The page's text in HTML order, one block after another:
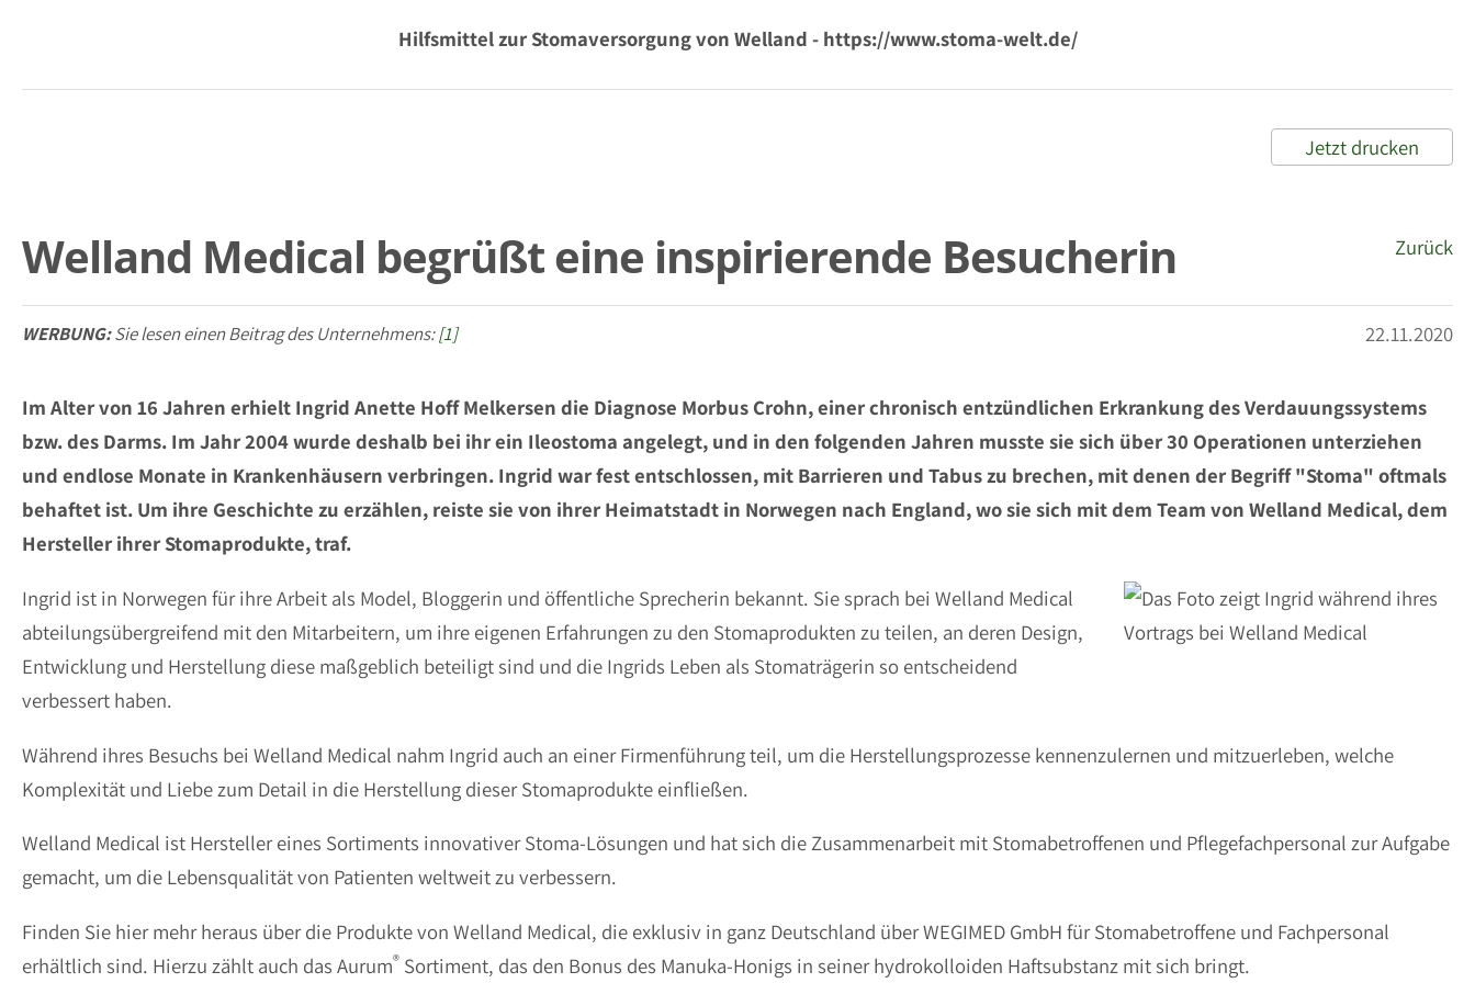
Hilfsmittel zur Stomaversorgung von Welland - https://www.stoma-welt.de/
Jetzt drucken
Welland Medical begrüßt eine inspirierende Besucherin Zurück
22.11.2020
WERBUNG:Sie lesen einen Beitrag des Unternehmens:[1]
Im Alter von 16 Jahren erhielt Ingrid Anette Hoff Melkersen die Diagnose Morbus Crohn, einer chronisch entzündlichen Erkrankung des Verdauungssystems
bzw. des Darms. Im Jahr 2004 wurde deshalb bei ihr ein Ileostoma angelegt, und in den folgenden Jahren musste sie sich über 30 Operationen unterziehen
und endlose Monate in Krankenhäusern verbringen. Ingrid war fest entschlossen, mit Barrieren und Tabus zu brechen, mit denen der Begriff "Stoma" oftmals
behaftet ist. Um ihre Geschichte zu erzählen, reiste sie von ihrer Heimatstadt in Norwegen nach England, wo sie sich mit dem Team von Welland Medical, dem
Hersteller ihrer Stomaprodukte, traf.
Ingrid ist in Norwegen für ihre Arbeit als Model, Bloggerin und öffentliche Sprecherin bekannt. Sie sprach bei Welland Medical
abteilungsübergreifend mit den Mitarbeitern, um ihre eigenen Erfahrungen zu den Stomaprodukten zu teilen, an deren Design,
Entwicklung und Herstellung diese maßgeblich beteiligt sind und die Ingrids Leben als Stomaträgerin so entscheidend
verbessert haben.
Während ihres Besuchs bei Welland Medical nahm Ingrid auch an einer Firmenführung teil, um die Herstellungsprozesse kennenzulernen und mitzuerleben, welche
Komplexität und Liebe zum Detail in die Herstellung dieser Stomaprodukte einfließen.
Welland Medical ist Hersteller eines Sortiments innovativer Stoma-Lösungen und hat sich die Zusammenarbeit mit Stomabetroffenen und Pflegefachpersonal zur Aufgabe
gemacht, um die Lebensqualität von Patienten weltweit zu verbessern.
Finden Sie hier mehr heraus über die Produkte von Welland Medical, die exklusiv in ganz Deutschland über WEGIMED GmbH für Stomabetroffene und Fachpersonal
erhältlich sind. Hierzu zählt auch das Aurum® Sortiment, das den Bonus des Manuka-Honigs in seiner hydrokolloiden Haftsubstanz mit sich bringt.